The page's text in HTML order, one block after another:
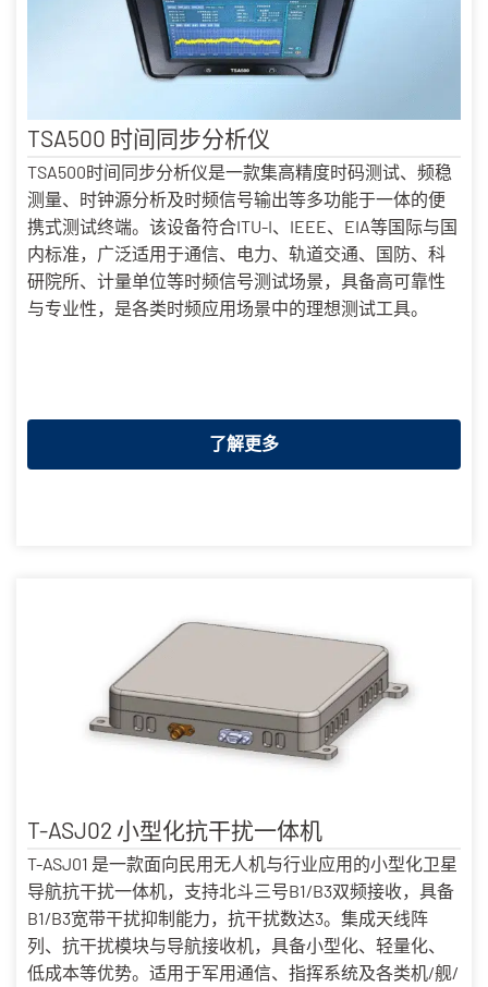
TSA500 时间同步分析仪
TSA500时间同步分析仪是一款集高精度时码测试、频稳
测量、时钟源分析及时频信号输出等多功能于一体的便
携式测试终端。该设备符合ITU-I、IEEE、EIA等国际与国
内标准，广泛适用于通信、电力、轨道交通、国防、科
研院所、计量单位等时频信号测试场景，具备高可靠性
与专业性，是各类时频应用场景中的理想测试工具。
了解更多
T-ASJ02 小型化抗干扰一体机
T-ASJ01 是一款面向民用无人机与行业应用的小型化卫星
导航抗干扰一体机，支持北斗三号B1/B3双频接收，具备
B1/B3宽带干扰抑制能力，抗干扰数达3。集成天线阵
列、抗干扰模块与导航接收机，具备小型化、轻量化、
低成本等优势。适用于军用通信、指挥系统及各类机/舰/